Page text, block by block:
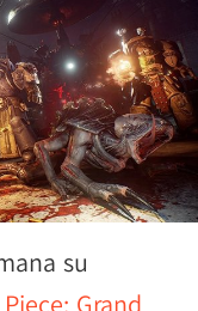
su
Grand